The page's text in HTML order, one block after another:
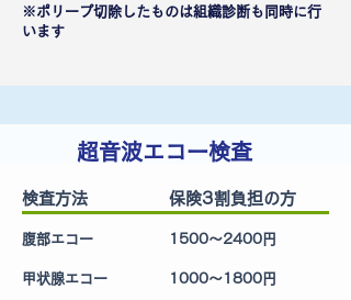
※ポリープ切除したものは組織診断も同時に行
います
超音波エコー検査
保険3割負担の方
1500～2400円
1000～1800円
検査方法
腹部エコー
甲状腺エコー